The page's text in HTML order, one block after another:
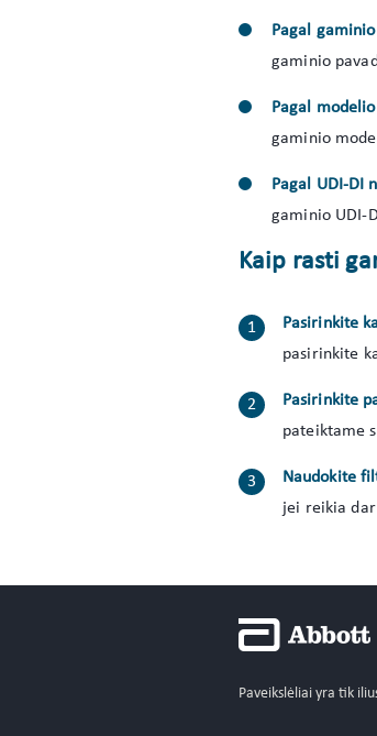
Pagal
gaminio
Pagal
gaminio
Pagal UDI-DI
gaminio UDI-
Kaip rasti
Pasirinkite
pasirinkite
Pasirinkite
pateiktame
Naudokite
jei reikia
Paveikslėliai yra tik